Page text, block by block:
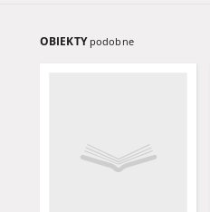
OBIEKTY podobne